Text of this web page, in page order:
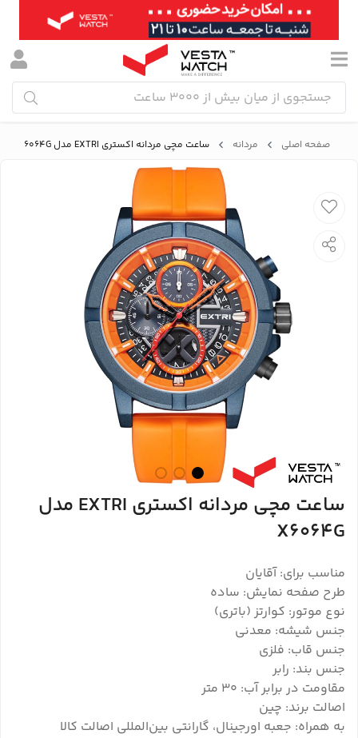
صفحه اصلی مردانه ساعت مچی مردانه اکستری EXTRI مدل X6064G
ساعت مچی مردانه اکستری EXTRI مدل
X6064G
مناسب برای: آقایان
طرح صفحه نمایش: ساده
نوع موتور: کوارتز (باتری)
جنس شیشه: معدنی
جنس قاب: فلزی
جنس بند: رابر
مقاومت در برابر آب: 30 متر
اصالت برند: چین
به همراه: جعبه اورجینال، گارانتی بین‌المللی اصالت کالا